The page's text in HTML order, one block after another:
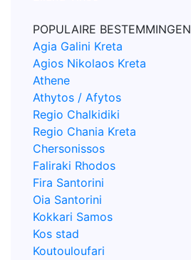
POPULAIRE BESTEMMINGEN
Agia Galini Kreta
Agios Nikolaos Kreta
Athene
Athytos / Afytos
Regio Chalkidiki
Regio Chania Kreta
Chersonissos
Faliraki Rhodos
Fira Santorini
Oia Santorini
Kokkari Samos
Kos stad
Koutouloufari